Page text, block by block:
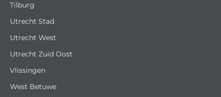
Tilburg
Utrecht Stad
Utrecht West
Utrecht Zuid Oost
Vlissingen
West Betuwe